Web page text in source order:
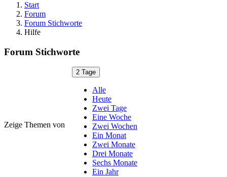
Start
Forum
Forum Stichworte
Hilfe
Forum Stichworte
Zeige Themen von
2 Tage
Alle
Heute
Zwei Tage
Eine Woche
Zwei Wochen
Ein Monat
Zwei Monate
Drei Monate
Sechs Monate
Ein Jahr